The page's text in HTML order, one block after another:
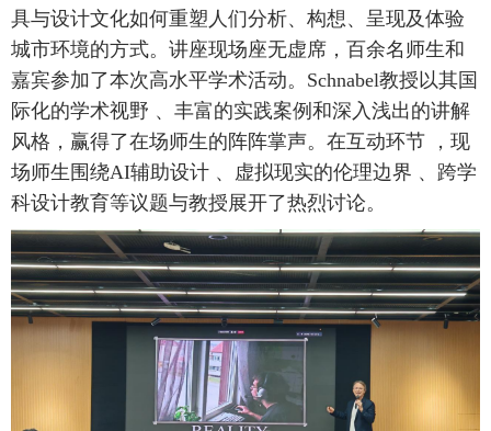
具与设计文化如何重塑人们分析、构想、呈现及体验
城市环境的方式。讲座现场座无虚席，百余名师生和
嘉宾参加了本次高水平学术活动。Schnabel教授以其国
际化的学术视野 、丰富的实践案例和深入浅出的讲解
风格，赢得了在场师生的阵阵掌声。在互动环节 ，现
场师生围绕AI辅助设计 、虚拟现实的伦理边界 、跨学
科设计教育等议题与教授展开了热烈讨论。